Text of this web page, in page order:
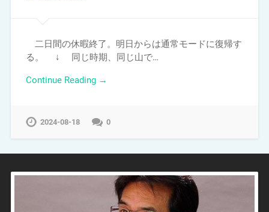
二日間の休暇終了。明日からは通常モードに復帰す
る。 ↓ 同じ時期、同じ山で…
Continue Reading →
2024-08-18 0